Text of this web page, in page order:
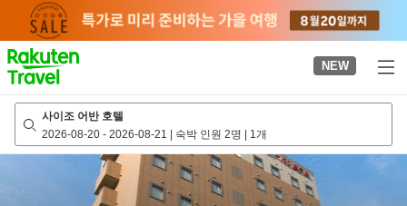
page
NEW
사이조 어반 호텔
2026-08-20 - 2026-08-21 | 숙박 인원 2명 | 1개